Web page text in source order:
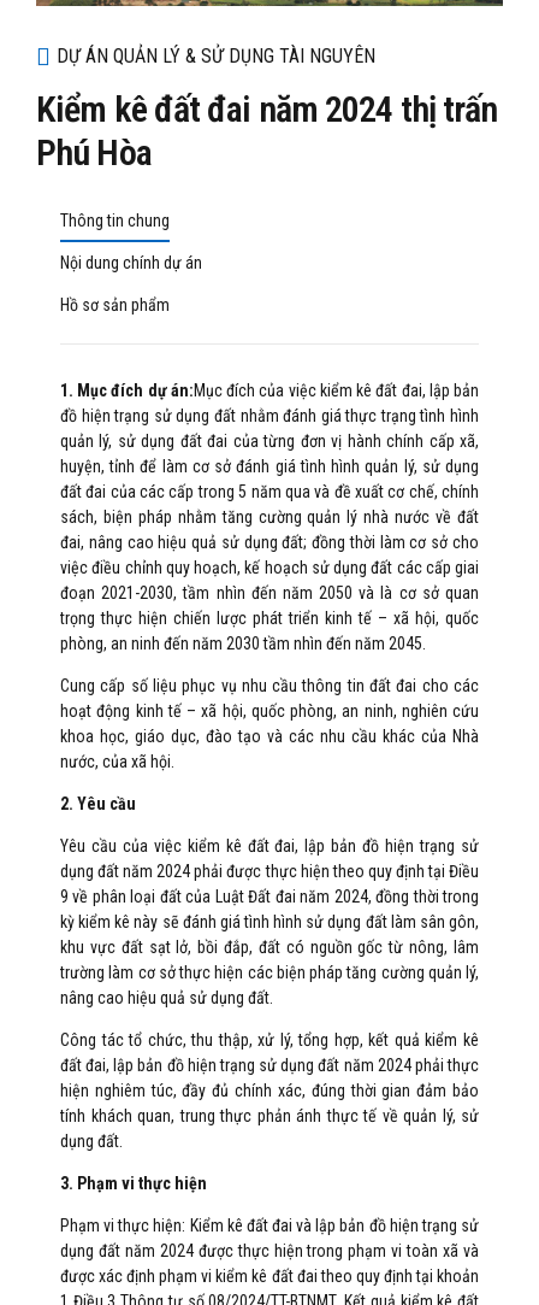
DỰ ÁN QUẢN LÝ & SỬ DỤNG TÀI NGUYÊN
Kiểm kê đất đai năm 2024 thị trấn
Phú Hòa
Thông tin chung
Nội dung chính dự án
Hồ sơ sản phẩm
1. Mục đích dự án:Mục đích của việc kiểm kê đất đai, lập bản
đồ hiện trạng sử dụng đất nhằm đánh giá thực trạng tình hình
quản lý, sử dụng đất đai của từng đơn vị hành chính cấp xã,
huyện, tỉnh để làm cơ sở đánh giá tình hình quản lý, sử dụng
đất đai của các cấp trong 5 năm qua và đề xuất cơ chế, chính
sách, biện pháp nhằm tăng cường quản lý nhà nước về đất
đai, nâng cao hiệu quả sử dụng đất; đồng thời làm cơ sở cho
việc điều chỉnh quy hoạch, kế hoạch sử dụng đất các cấp giai
đoạn 2021-2030, tầm nhìn đến năm 2050 và là cơ sở quan
trọng thực hiện chiến lược phát triển kinh tế – xã hội, quốc
phòng, an ninh đến năm 2030 tầm nhìn đến năm 2045.
Cung cấp số liệu phục vụ nhu cầu thông tin đất đai cho các
hoạt động kinh tế – xã hội, quốc phòng, an ninh, nghiên cứu
khoa học, giáo dục, đào tạo và các nhu cầu khác của Nhà
nước, của xã hội.
2. Yêu cầu
Yêu cầu của việc kiểm kê đất đai, lập bản đồ hiện trạng sử
dụng đất năm 2024 phải được thực hiện theo quy định tại Điều
9 về phân loại đất của Luật Đất đai năm 2024, đồng thời trong
kỳ kiểm kê này sẽ đánh giá tình hình sử dụng đất làm sân gôn,
khu vực đất sạt lở, bồi đắp, đất có nguồn gốc từ nông, lâm
trường làm cơ sở thực hiện các biện pháp tăng cường quản lý,
nâng cao hiệu quả sử dụng đất.
Công tác tổ chức, thu thập, xử lý, tổng hợp, kết quả kiểm kê
đất đai, lập bản đồ hiện trạng sử dụng đất năm 2024 phải thực
hiện nghiêm túc, đầy đủ chính xác, đúng thời gian đảm bảo
tính khách quan, trung thực phản ánh thực tế về quản lý, sử
dụng đất.
3. Phạm vi thực hiện
Phạm vi thực hiện: Kiểm kê đất đai và lập bản đồ hiện trạng sử
dụng đất năm 2024 được thực hiện trong phạm vi toàn xã và
được xác định phạm vi kiểm kê đất đai theo quy định tại khoản